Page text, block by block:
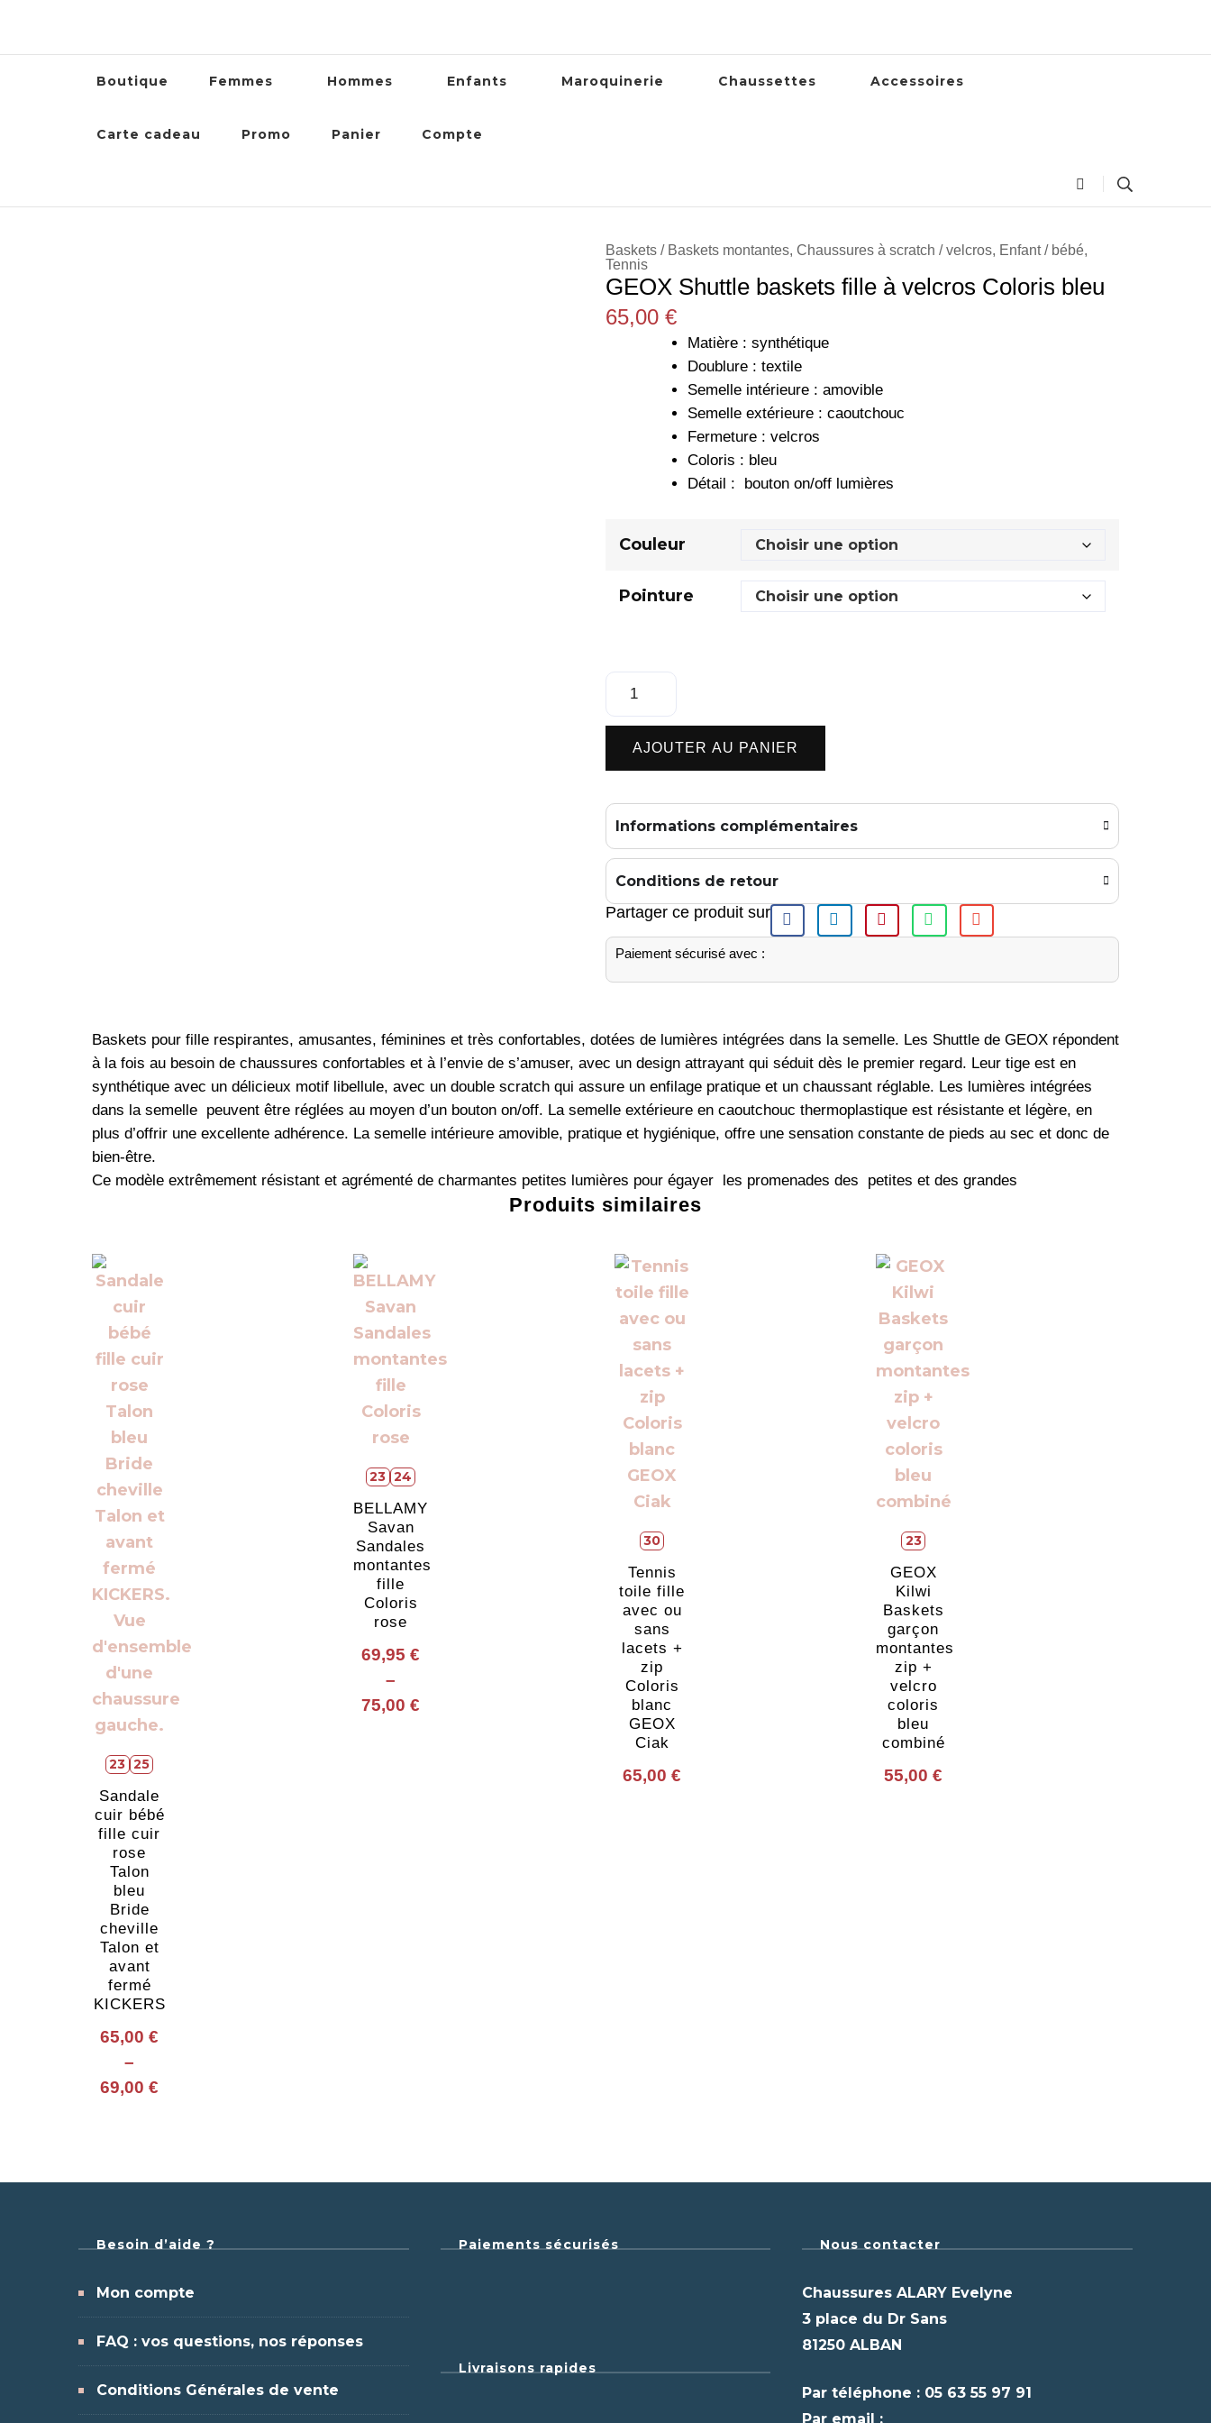
Boutique Femmes Hommes Enfants Maroquinerie Chaussettes Accessoires
Carte cadeau Promo Panier Compte
Baskets / Baskets montantes, Chaussures à scratch / velcros, Enfant / bébé,
Tennis
GEOX Shuttle baskets fille à velcros Coloris bleu
65,00 €
Matière : synthétique
Doublure : textile
Semelle intérieure : amovible
Semelle extérieure : caoutchouc
Fermeture : velcros
Coloris : bleu
Détail : bouton on/off lumières
Couleur
Pointure
AJOUTER AU PANIER
Informations complémentaires
Conditions de retour
Partager ce produit sur
Paiement sécurisé avec :
Baskets pour fille respirantes, amusantes, féminines et très confortables, dotées de lumières intégrées dans la semelle. Les Shuttle de GEOX répondent
à la fois au besoin de chaussures confortables et à l’envie de s’amuser, avec un design attrayant qui séduit dès le premier regard. Leur tige est en
synthétique avec un délicieux motif libellule, avec un double scratch qui assure un enfilage pratique et un chaussant réglable. Les lumières intégrées
dans la semelle peuvent être réglées au moyen d’un bouton on/off. La semelle extérieure en caoutchouc thermoplastique est résistante et légère, en
plus d’offrir une excellente adhérence. La semelle intérieure amovible, pratique et hygiénique, offre une sensation constante de pieds au sec et donc de
bien-être.
Ce modèle extrêmement résistant et agrémenté de charmantes petites lumières pour égayer les promenades des petites et des grandes
Produits similaires
23 25
Sandale
cuir bébé
fille cuir
rose
Talon
bleu
Bride
cheville
Talon et
avant
fermé
KICKERS
65,00 €
–
69,00 €
23 24
BELLAMY
Savan
Sandales
montantes
fille
Coloris
rose
69,95 €
–
75,00 €
30
Tennis
toile fille
avec ou
sans
lacets +
zip
Coloris
blanc
GEOX
Ciak
65,00 €
23
GEOX
Kilwi
Baskets
garçon
montantes
zip +
velcro
coloris
bleu
combiné
55,00 €
Besoin d’aide ?
Mon compte
FAQ : vos questions, nos réponses
Conditions Générales de vente
Paiements sécurisés
Livraisons rapides
Nous contacter
Chaussures ALARY Evelyne
3 place du Dr Sans
81250 ALBAN
Par téléphone : 05 63 55 97 91
Par email :